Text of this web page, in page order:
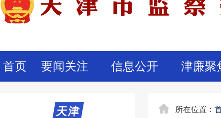
首页 要闻关注 信息公开 津廉聚
天津
天津 所在位置：